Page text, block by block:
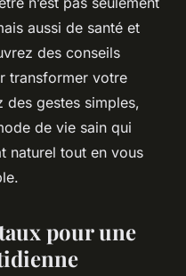
aussi de santé et
des conseils
transformer votre
des gestes simples,
de vie sain qui
naturel tout en vous
pour une